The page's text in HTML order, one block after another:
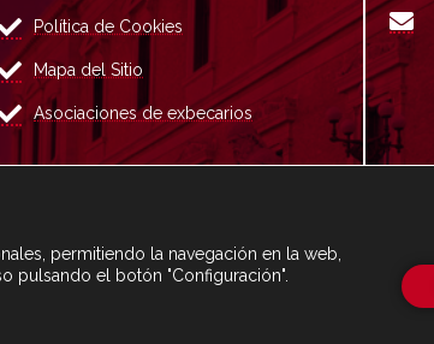
Política de Cookies
Mapa del Sitio
Asociaciones de exbecarios
permitiendo la navegación en la web,
pulsando el botón "Configuración".